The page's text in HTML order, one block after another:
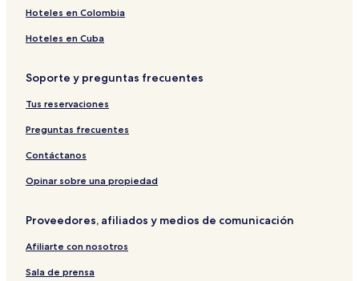
Hoteles en Colombia
Hoteles en Cuba
Soporte y preguntas frecuentes
Tus reservaciones
Preguntas frecuentes
Contáctanos
Opinar sobre una propiedad
Proveedores, afiliados y medios de comunicación
Afiliarte con nosotros
Sala de prensa